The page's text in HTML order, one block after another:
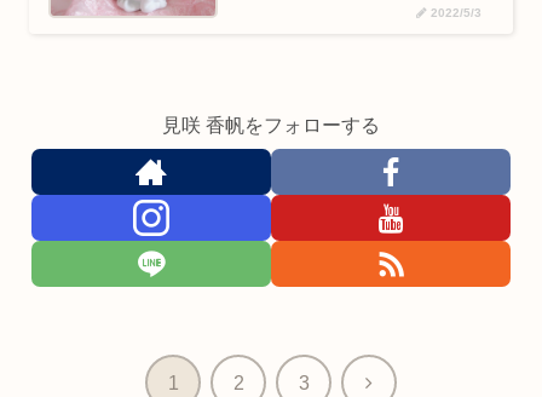
2022/5/3
見咲 香帆をフォローする
1 2 3 次